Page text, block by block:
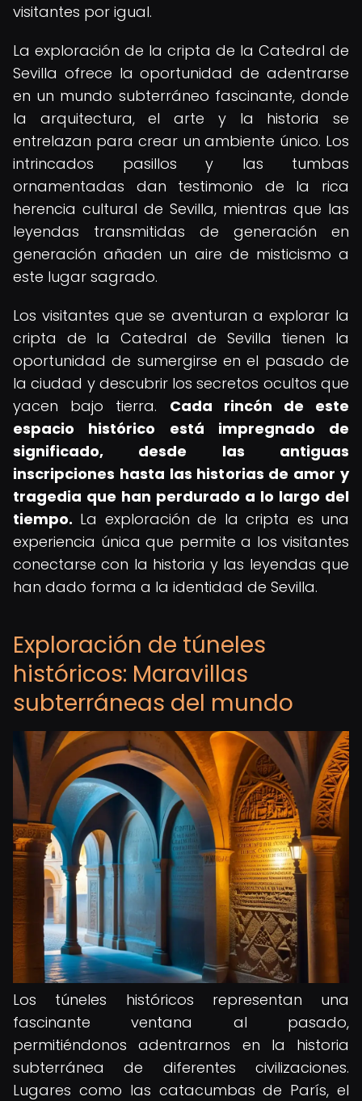
visitantes por igual.
La exploración de la cripta de la Catedral de
Sevilla ofrece la oportunidad de adentrarse
en un mundo subterráneo fascinante, donde
la arquitectura, el arte y la historia se
entrelazan para crear un ambiente único. Los
intrincados pasillos y las tumbas
ornamentadas dan testimonio de la rica
herencia cultural de Sevilla, mientras que las
leyendas transmitidas de generación en
generación añaden un aire de misticismo a
este lugar sagrado.
Los visitantes que se aventuran a explorar la
cripta de la Catedral de Sevilla tienen la
oportunidad de sumergirse en el pasado de
la ciudad y descubrir los secretos ocultos que
yacen bajo tierra. Cada rincón de este
espacio histórico está impregnado de
significado, desde las antiguas
inscripciones hasta las historias de amor y
tragedia que han perdurado a lo largo del
tiempo. La exploración de la cripta es una
experiencia única que permite a los visitantes
conectarse con la historia y las leyendas que
han dado forma a la identidad de Sevilla.
Exploración de túneles
históricos: Maravillas
subterráneas del mundo
Los túneles históricos representan una
fascinante ventana al pasado,
permitiéndonos adentrarnos en la historia
subterránea de diferentes civilizaciones.
Lugares como las catacumbas de París, el